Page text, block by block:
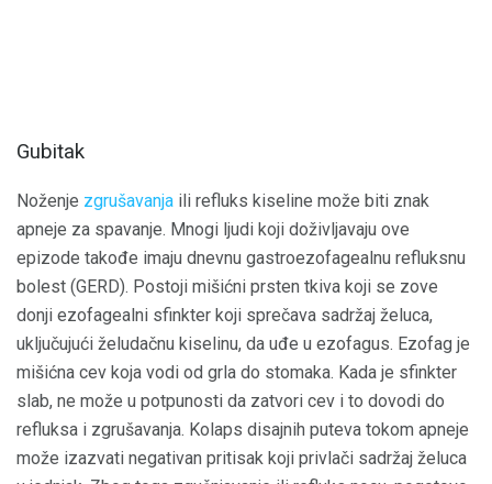
Gubitak
Noženje zgrušavanja ili refluks kiseline može biti znak
apneje za spavanje. Mnogi ljudi koji doživljavaju ove
epizode takođe imaju dnevnu gastroezofagealnu refluksnu
bolest (GERD). Postoji mišićni prsten tkiva koji se zove
donji ezofagealni sfinkter koji sprečava sadržaj želuca,
uključujući želudačnu kiselinu, da uđe u ezofagus. Ezofag je
mišićna cev koja vodi od grla do stomaka. Kada je sfinkter
slab, ne može u potpunosti da zatvori cev i to dovodi do
refluksa i zgrušavanja. Kolaps disajnih puteva tokom apneje
može izazvati negativan pritisak koji privlači sadržaj želuca